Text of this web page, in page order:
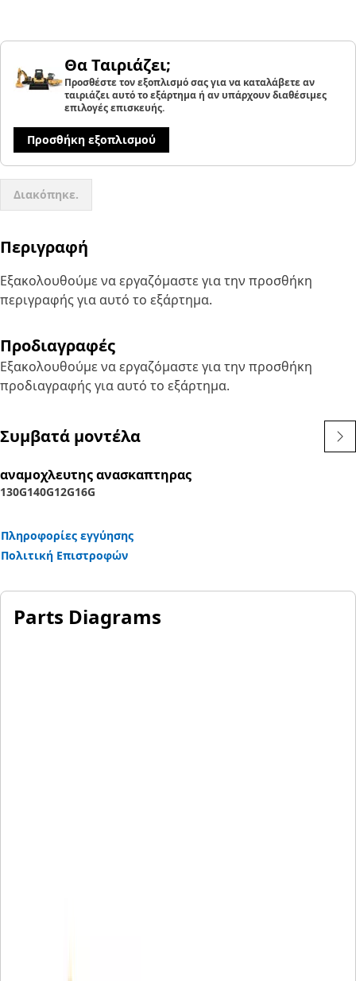
Θα Ταιριάζει;
Προσθέστε τον εξοπλισμό σας για να καταλάβετε αν
ταιριάζει αυτό το εξάρτημα ή αν υπάρχουν διαθέσιμες
επιλογές επισκευής.
Προσθήκη εξοπλισμού
Διακόπηκε.
Περιγραφή
Εξακολουθούμε να εργαζόμαστε για την προσθήκη
περιγραφής για αυτό το εξάρτημα.
Προδιαγραφές
Εξακολουθούμε να εργαζόμαστε για την προσθήκη
προδιαγραφής για αυτό το εξάρτημα.
Συμβατά μοντέλα
αναμοχλευτης ανασκαπτηρας
130G140G12G16G
Πληροφορίες εγγύησης
Πολιτική Επιστροφών
Parts Diagrams